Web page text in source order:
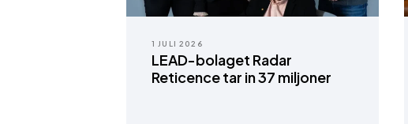
1 JULI 2026
LEAD-bolaget Radar
Reticence tar in 37 miljoner